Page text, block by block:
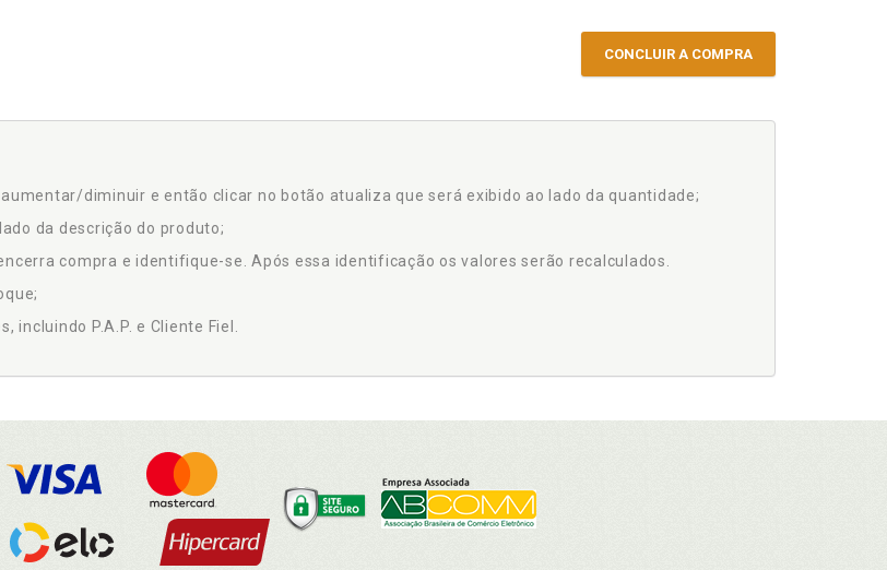
CONCLUIR A COMPRA
diminuir e então clicar no botão atualiza que será exibido ao lado da quantidade;
da descrição do produto;
compra e identifique-se. Após essa identificação os valores serão recalculados.
P.A.P. e Cliente Fiel.